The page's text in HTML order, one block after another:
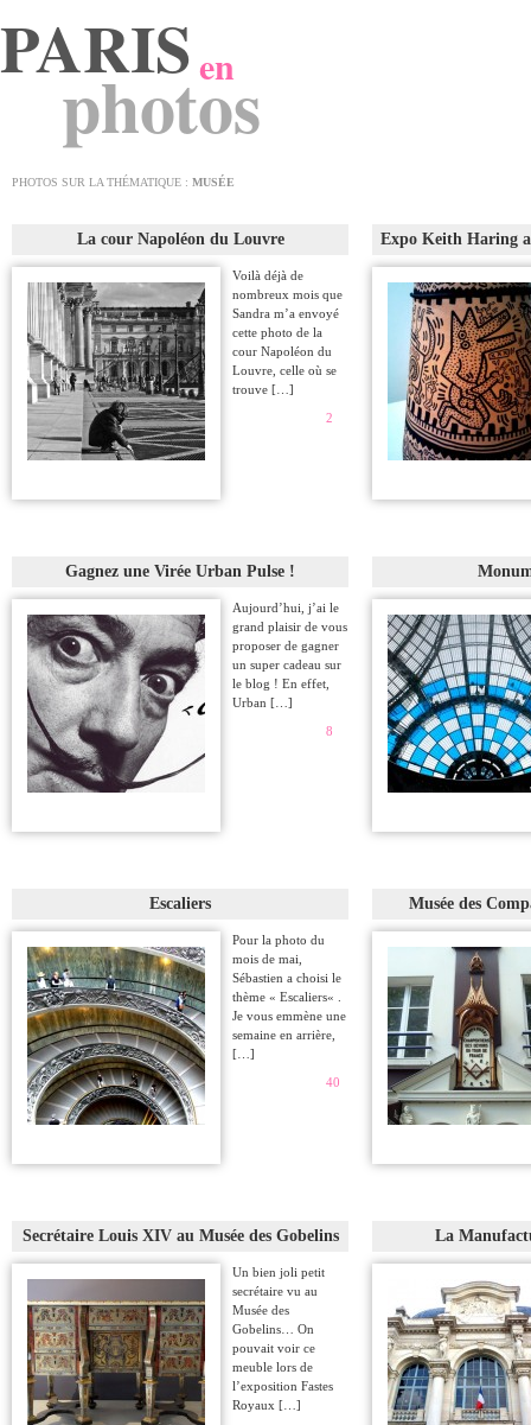
PARISen
photos
PHOTOS SUR LA THÉMATIQUE : MUSÉE
La cour Napoléon du Louvre
Voilà déjà de
nombreux mois que
Sandra m’a envoyé
cette photo de la
cour Napoléon du
Louvre, celle où se
trouve […]
2
Expo Keith Haring
Gagnez une Virée Urban Pulse !
Aujourd’hui, j’ai le
grand plaisir de vous
proposer de gagner
un super cadeau sur
le blog ! En effet,
Urban […]
8
Escaliers
Pour la photo du
mois de mai,
Sébastien a choisi le
thème « Escaliers« .
Je vous emmène une
semaine en arrière,
[…]
40
Musée des
Secrétaire Louis XIV au Musée des Gobelins
Un bien joli petit
secrétaire vu au
Musée des
Gobelins… On
pouvait voir ce
meuble lors de
l’exposition Fastes
Royaux […]
La